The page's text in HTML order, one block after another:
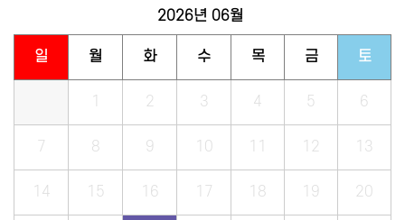
2026년 06월
일 월 화 수 목 금 토
1 2 3 4 5 6
7 8 9 10 11 12 13
14 15 16 17 18 19 20